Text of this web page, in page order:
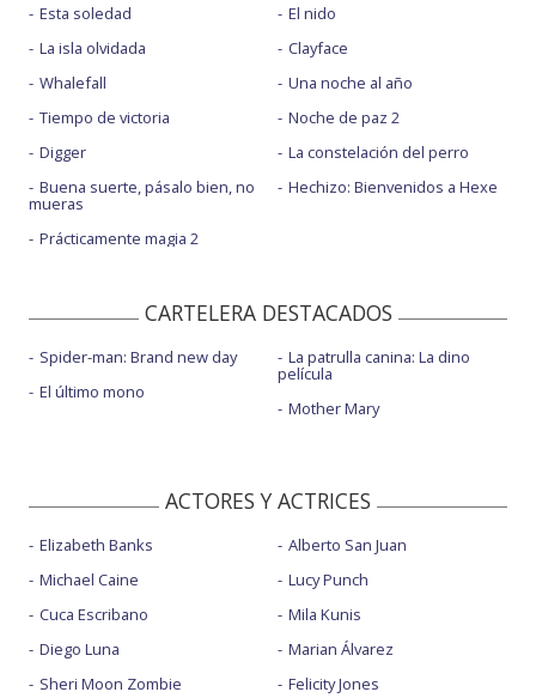
Esta soledad
La isla olvidada
Whalefall
Tiempo de victoria
Digger
Buena suerte, pásalo bien, no
mueras
Prácticamente magia 2
El nido
Clayface
Una noche al año
Noche de paz 2
La constelación del perro
Hechizo: Bienvenidos a Hexe
CARTELERA DESTACADOS
Spider-man: Brand new day
El último mono
La patrulla canina: La dino
película
Mother Mary
ACTORES Y ACTRICES
Elizabeth Banks
Michael Caine
Cuca Escribano
Diego Luna
Sheri Moon Zombie
Alberto San Juan
Lucy Punch
Mila Kunis
Marian Álvarez
Felicity Jones